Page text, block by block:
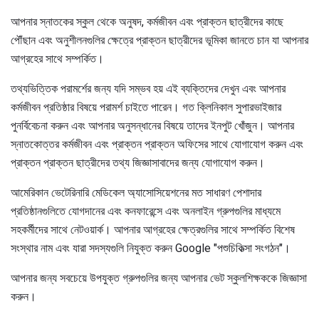
আপনার স্নাতকের স্কুল থেকে অনুষদ, কর্মজীবন এবং প্রাক্তন ছাত্রীদের কাছে
পৌঁছান এবং অনুশীলনগুলির ক্ষেত্রে প্রাক্তন ছাত্রীদের ভূমিকা জানতে চান যা আপনার
আগ্রহের সাথে সম্পর্কিত।
তথ্যভিত্তিক পরামর্শের জন্য যদি সম্ভব হয় এই ব্যক্তিদের দেখুন এবং আপনার
কর্মজীবন প্রতিষ্ঠার বিষয়ে পরামর্শ চাইতে পারেন। গত ক্লিনিকাল সুপারভাইজার
পুনর্বিবেচনা করুন এবং আপনার অনুসন্ধানের বিষয়ে তাদের ইনপুট খোঁজুন। আপনার
স্নাতকোত্তর কর্মজীবন এবং প্রাক্তন প্রাক্তন অফিসের সাথে যোগাযোগ করুন এবং
প্রাক্তন প্রাক্তন ছাত্রীদের তথ্য জিজ্ঞাসাবাদের জন্য যোগাযোগ করুন।
আমেরিকান ভেটেরিনারি মেডিকেল অ্যাসোসিয়েশনের মত সাধারণ পেশাদার
প্রতিষ্ঠানগুলিতে যোগদানের এবং কনফারেন্সে এবং অনলাইন গ্রুপগুলির মাধ্যমে
সহকর্মীদের সাথে নেটওয়ার্ক। আপনার আগ্রহের ক্ষেত্রগুলির সাথে সম্পর্কিত বিশেষ
সংস্থার নাম এবং যারা সদস্যগুলি নিযুক্ত করুন Google "পশুচিকিত্সা সংগঠন"।
আপনার জন্য সবচেয়ে উপযুক্ত গ্রুপগুলির জন্য আপনার ভেট স্কুলশিক্ষককে জিজ্ঞাসা
করুন।